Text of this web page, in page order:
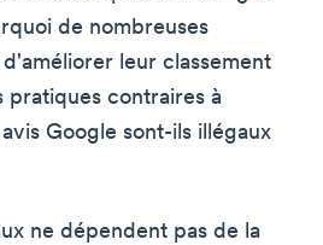
de nombreuses
leur classement
pratiques contraires à
Google sont-ils illégaux
ne dépendent pas de la